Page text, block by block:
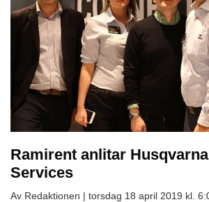
Ramirent anlitar
Services
Av Redaktionen | torsdag 18 april 2019 kl.